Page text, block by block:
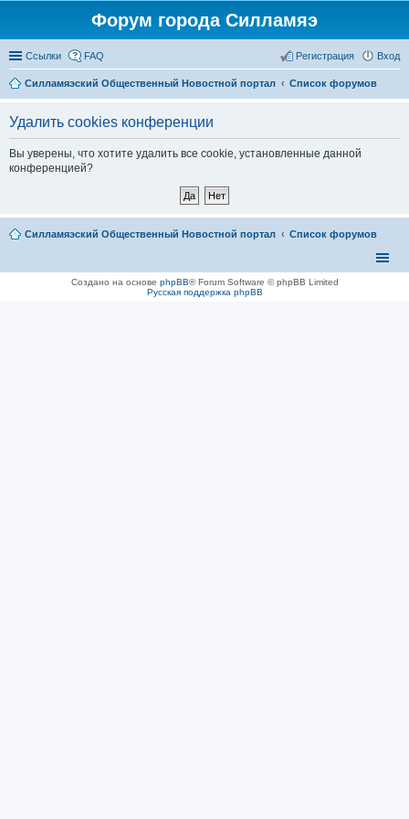
Форум города Силламяэ
Ссылки FAQ Вход
Регистрация
Силламяэский Общественный Новостной портал Список форумов
Удалить cookies конференции
Вы уверены, что хотите удалить все cookie, установленные данной
конференцией?
Силламяэский Общественный Новостной портал Список форумов
Создано на основе phpBB® Forum Software © phpBB Limited
Русская поддержка phpBB